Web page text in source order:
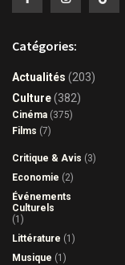
Catégories:
Actualités (203)
Culture(382)
Cinéma (375)
Films (7)
Critique & Avis (3)
Economie (2)
Événements
Culturels
(1)
Littérature (1)
Musique (1)